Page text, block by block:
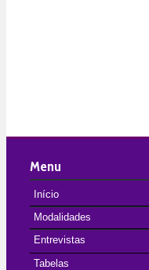
Menu
Início
Modalidades
Entrevistas
Tabelas